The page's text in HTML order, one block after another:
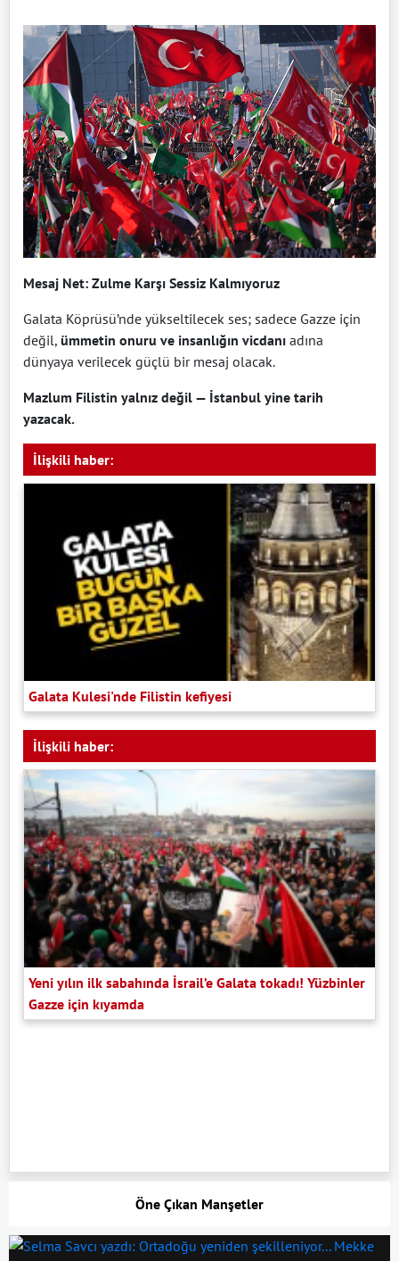
Mesaj Net: Zulme Karşı Sessiz Kalmıyoruz
Galata Köprüsü’nde yükseltilecek ses; sadece Gazze için
değil, ümmetin onuru ve insanlığın vicdanı adına
dünyaya verilecek güçlü bir mesaj olacak.
Mazlum Filistin yalnız değil — İstanbul yine tarih
yazacak.
İlişkili haber:
Galata Kulesi'nde Filistin kefiyesi
İlişkili haber:
Yeni yılın ilk sabahında İsrail’e Galata tokadı! Yüzbinler
Gazze için kıyamda
Öne Çıkan Manşetler